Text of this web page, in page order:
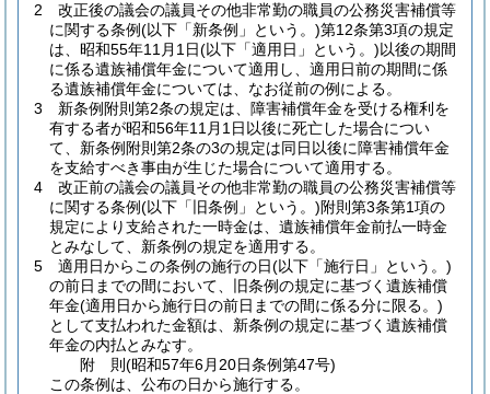
2
改正後の議会の議員その他非常勤の職員の公務災害補償等
に関する条例(以下「新条例」という。)第12条第3項の規定
は、昭和55年11月1日(以下「適用日」という。)以後の期間
に係る遺族補償年金について適用し、適用日前の期間に係
る遺族補償年金については、なお従前の例による。
3
新条例附則第2条の規定は、障害補償年金を受ける権利を
有する者が昭和56年11月1日以後に死亡した場合につい
て、新条例附則第2条の3の規定は同日以後に障害補償年金
を支給すべき事由が生じた場合について適用する。
4
改正前の議会の議員その他非常勤の職員の公務災害補償等
に関する条例(以下「旧条例」という。)附則第3条第1項の
規定により支給された一時金は、遺族補償年金前払一時金
とみなして、新条例の規定を適用する。
5
適用日からこの条例の施行の日(以下「施行日」という。)
の前日までの間において、旧条例の規定に基づく遺族補償
年金(適用日から施行日の前日までの間に係る分に限る。)
として支払われた金額は、新条例の規定に基づく遺族補償
年金の内払とみなす。
附 則(昭和57年6月20日条例第47号)
この条例は、公布の日から施行する。